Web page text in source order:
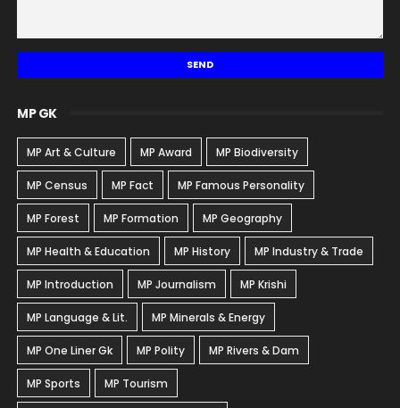
MP GK
MP Art & Culture MP Award MP Biodiversity
MP Census MP Fact MP Famous Personality
MP Forest MP Formation MP Geography
MP Health & Education MP History MP Industry & Trade
MP Introduction MP Journalism MP Krishi
MP Language & Lit. MP Minerals & Energy
MP One Liner Gk MP Polity MP Rivers & Dam
MP Sports MP Tourism